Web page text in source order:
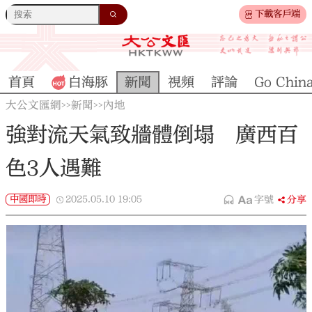
下載客戶端
首頁 白海豚 新聞 視頻 評論 Go
大公文匯網>>新聞>>內地
強對流天氣致牆體倒塌 廣西百
色3人遇難
中國即時 2025.05.10 19:05 字號 分享